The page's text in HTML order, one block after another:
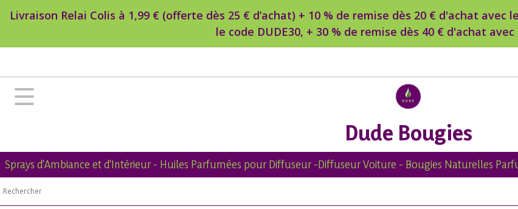
Livraison Relai Colis à 1,99 € (offerte dès 25 € d’achat) + 10 % de remise dès 20 € d'achat avec
le code DUDE30, + 30 % de remise dès 40 € d'achat avec
Dude Bougies
Sprays d'Ambiance et d'Intérieur - Huiles Parfumées pour Diffuseur -Diffuseur Voiture - Bougies Naturelles